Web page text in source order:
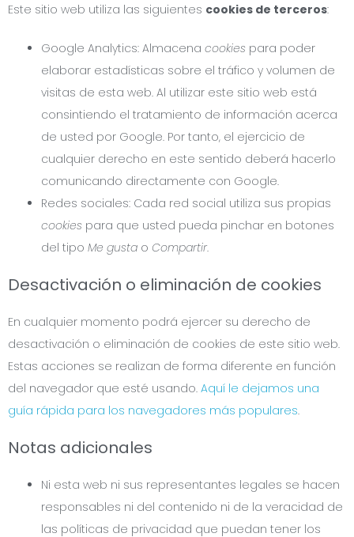
Este sitio web utiliza las siguientes cookies de terceros:
Google Analytics: Almacena cookies para poder
elaborar estadísticas sobre el tráfico y volumen de
visitas de esta web. Al utilizar este sitio web está
consintiendo el tratamiento de información acerca
de usted por Google. Por tanto, el ejercicio de
cualquier derecho en este sentido deberá hacerlo
comunicando directamente con Google.
Redes sociales: Cada red social utiliza sus propias
cookies para que usted pueda pinchar en botones
del tipo Me gusta o Compartir.
Desactivación o eliminación de cookies
En cualquier momento podrá ejercer su derecho de
desactivación o eliminación de cookies de este sitio web.
Estas acciones se realizan de forma diferente en función
del navegador que esté usando. Aquí le dejamos una
guía rápida para los navegadores más populares.
Notas adicionales
Ni esta web ni sus representantes legales se hacen
responsables ni del contenido ni de la veracidad de
las políticas de privacidad que puedan tener los